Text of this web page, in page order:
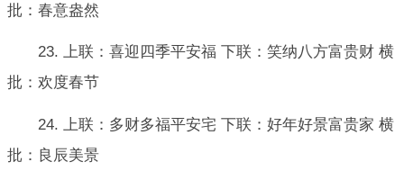
批：春意盎然
23. 上联：喜迎四季平安福 下联：笑纳八方富贵财 横
批：欢度春节
24. 上联：多财多福平安宅 下联：好年好景富贵家 横
批：良辰美景